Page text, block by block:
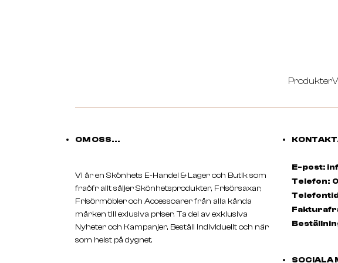
Produkter
OM OSS...
Vi är en Skönhets E-Handel & Lager och Butik som
fraöfr allt säljer Skönhetsprodukter, Frisörsaxar,
Frisörmöbler och Accessoarer från alla kända
märken till exlusiva priser. Ta del av exklusiva
Nyheter och Kampanjer, Beställ individuellt och när
som helst på dygnet.
E-post:
Telefon:
SOCIALA